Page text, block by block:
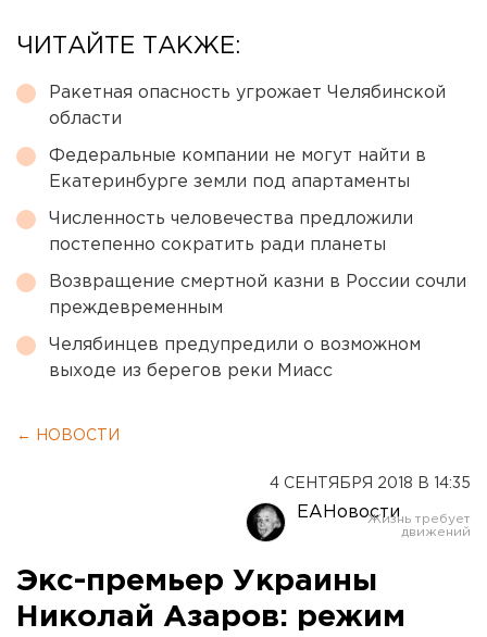
ЧИТАЙТЕ ТАКЖЕ:
Ракетная опасность угрожает Челябинской
области
Федеральные компании не могут найти в
Екатеринбурге земли под апартаменты
Численность человечества предложили
постепенно сократить ради планеты
Возвращение смертной казни в России сочли
преждевременным
Челябинцев предупредили о возможном
выходе из берегов реки Миасс
← НОВОСТИ
4 СЕНТЯБРЯ 2018 В 14:35
ЕАНовости
Экс-премьер Украины
Николай Азаров: режим